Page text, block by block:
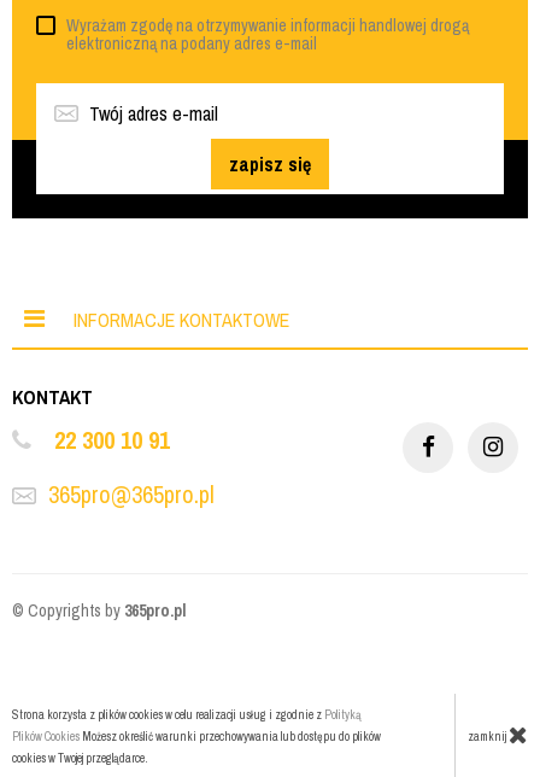
Wyrażam zgodę na otrzymywanie informacji handlowej drogą
elektroniczną na podany adres e-mail
zapisz się
INFORMACJE KONTAKTOWE
KONTAKT
22 300 10 91
365pro@365pro.pl
© Copyrights by 365pro.pl
Strona korzysta z plików cookies w celu realizacji usług i zgodnie z Polityką
Plików Cookies Możesz określić warunki przechowywania lub dostępu do plików
cookies w Twojej przeglądarce.
zamknij